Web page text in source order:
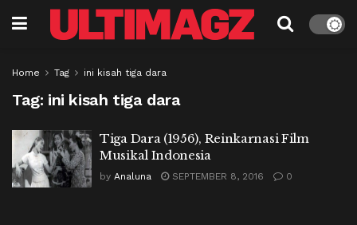
Home Tag ini kisah tiga dara
Tag: ini kisah tiga dara
Tiga Dara (1956), Reinkarnasi Film
Musikal Indonesia
by Analuna SEPTEMBER 8, 2016 0